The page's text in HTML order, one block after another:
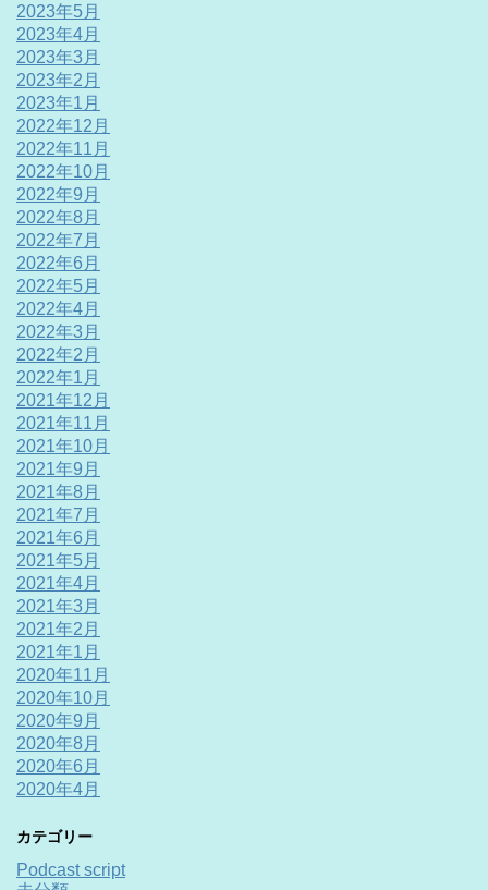
2023年5月
2023年4月
2023年3月
2023年2月
2023年1月
2022年12月
2022年11月
2022年10月
2022年9月
2022年8月
2022年7月
2022年6月
2022年5月
2022年4月
2022年3月
2022年2月
2022年1月
2021年12月
2021年11月
2021年10月
2021年9月
2021年8月
2021年7月
2021年6月
2021年5月
2021年4月
2021年3月
2021年2月
2021年1月
2020年11月
2020年10月
2020年9月
2020年8月
2020年6月
2020年4月
カテゴリー
Podcast script